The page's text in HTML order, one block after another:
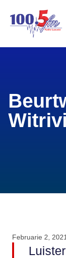
Februarie 2, 2021